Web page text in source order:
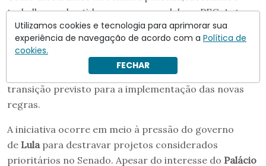
trabalha nos bastidores para remodelar a PEC. Antes
mesmo de definir uma data para levar o texto ao
plenário, o senador determinou à assessoria legislativa
da Casa que
elabore uma emenda para retirar da
proposta o dispositivoque extingue o período de
transição previsto para a implementação das novas
regras.
A iniciativa ocorre em meio à pressão do governo
de Lula para destravar projetos considerados
prioritários no Senado. Apesar do interesse do Palácio
Utilizamos cookies e tecnologia para aprimorar sua
experiência de navegação de acordo com a Política de
cookies.
FECHAR